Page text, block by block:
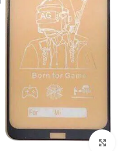
برای بزرگنمایی کلیک کنید